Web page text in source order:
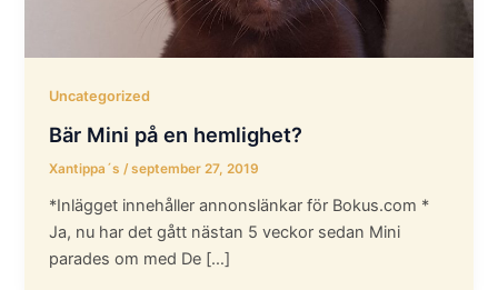
Uncategorized
Bär Mini på en hemlighet?
Xantippa´s /september 27, 2019
*Inlägget innehåller annonslänkar för Bokus.com *
Ja, nu har det gått nästan 5 veckor sedan Mini
parades om med De […]